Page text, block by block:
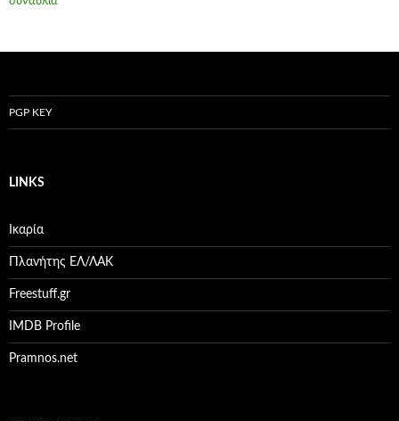
PGP KEY
LINKS
Ικαρία
Πλανήτης ΕΛ/ΛΑΚ
Freestuff.gr
IMDB Profile
Pramnos.net